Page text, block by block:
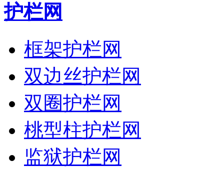
护栏网
框架护栏网
双边丝护栏网
双圈护栏网
桃型柱护栏网
监狱护栏网